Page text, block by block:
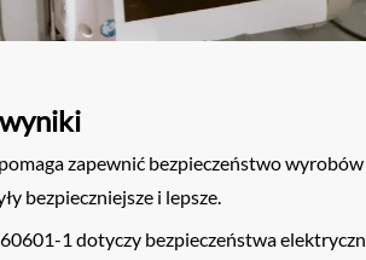
zapewnić bezpieczeństwo
bezpieczniejsze i lepsze.
1 dotyczy bezpieczeństwa